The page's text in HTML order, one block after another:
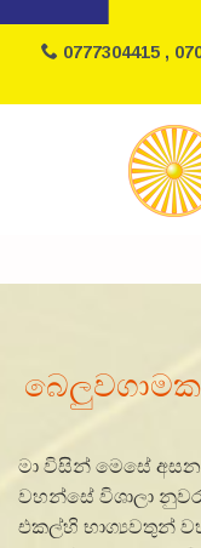
0777304415 ,
බෙලුවගාමක
මා විසින් මෙසේ
වහන්සේ විශාලා
එකල්හි භාග්‍යවතුන්